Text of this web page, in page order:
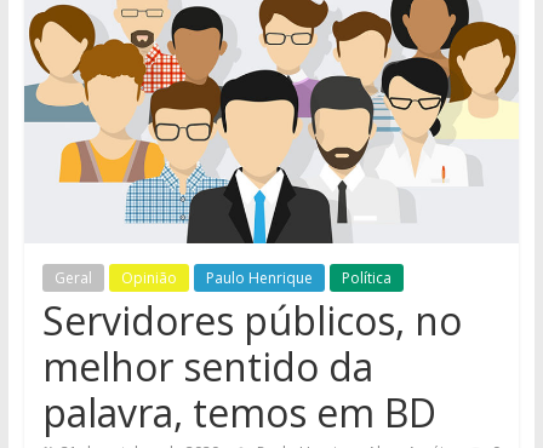
Região
Geral Opinião Paulo Henrique Política
Servidores públicos, no
melhor sentido da
palavra, temos em BD